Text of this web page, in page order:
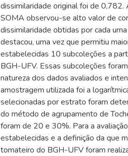
dissimilaridade original foi de
SOMA observou-se alto valor de
dissimilaridade obtidas por cada
destacou, uma vez que permitiu
estabelecidas 10 subcoleções a
BGH-UFV. Essas subcoleções
natureza dos dados avaliados e
amostragem utilizada foi a
selecionadas por estrato foram
do método de agrupamento de
foram de 20 e 30%. Para a
estabelecidas e a definição da que
tomateiro do BGH-UFV foram